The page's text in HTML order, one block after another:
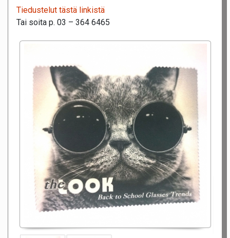
Tiedustelut tästä linkistä
Tai soita p. 03 – 364 6465